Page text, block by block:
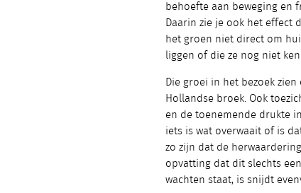
behoefte aan beweging en
Daarin zie je ook het
het groen niet direct om
liggen of die ze nog niet
Die groei in het bezoek
Hollandse broek. Ook
en de toenemende drukte
iets is wat overwaait of is
zo zijn dat de
opvatting dat dit slechts
wachten staat, is snijdt